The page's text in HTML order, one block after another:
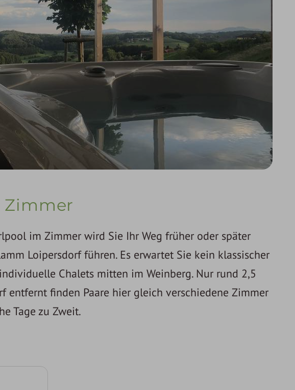
im Zimmer wird Sie Ihr Weg früher oder später
Loipersdorf führen. Es erwartet Sie kein klassischer
Chalets mitten im Weinberg. Nur rund 2,5
entfernt finden Paare hier gleich verschiedene Zimmer
Tage zu Zweit.